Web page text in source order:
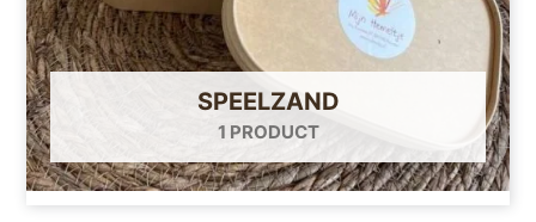
SPEELZAND
1 PRODUCT